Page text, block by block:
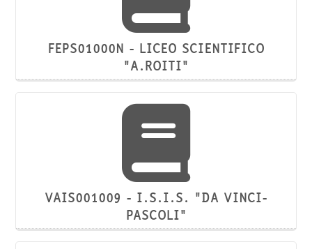
FEPS01000N - LICEO SCIENTIFICO
"A.ROITI"
VAIS001009 - I.S.I.S. "DA VINCI-
PASCOLI"